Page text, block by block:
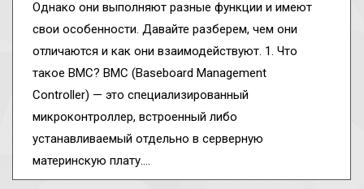
Однако они выполняют разные функции и имеют
свои особенности. Давайте разберем, чем они
отличаются и как они взаимодействуют. 1. Что
такое BMC? BMC (Baseboard Management
Controller) — это специализированный
микроконтроллер, встроенный либо
устанавливаемый отдельно в серверную
материнскую плату.…